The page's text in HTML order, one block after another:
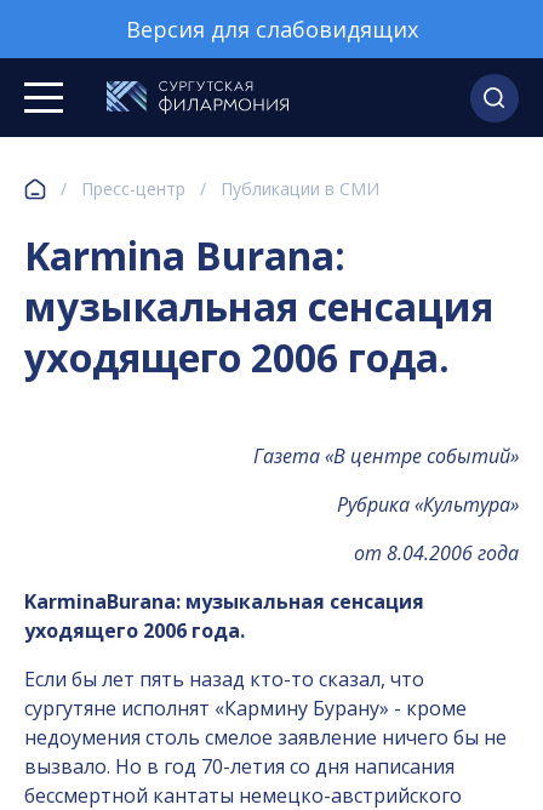
Версия для слабовидящих
/ Пресс-центр / Публикации в СМИ
Karmina Burana:
музыкальная сенсация
уходящего 2006 года.
Газета «В центре событий»
Рубрика «Культура»
от 8.04.2006 года
KarminaBurana: музыкальная сенсация
уходящего 2006 года.
Если бы лет пять назад кто-то сказал, что
сургутяне исполнят «Кармину Бурану» - кроме
недоумения столь смелое заявление ничего бы не
вызвало. Но в год 70-летия со дня написания
бессмертной кантаты немецко-австрийского